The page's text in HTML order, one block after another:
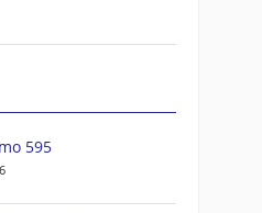
595